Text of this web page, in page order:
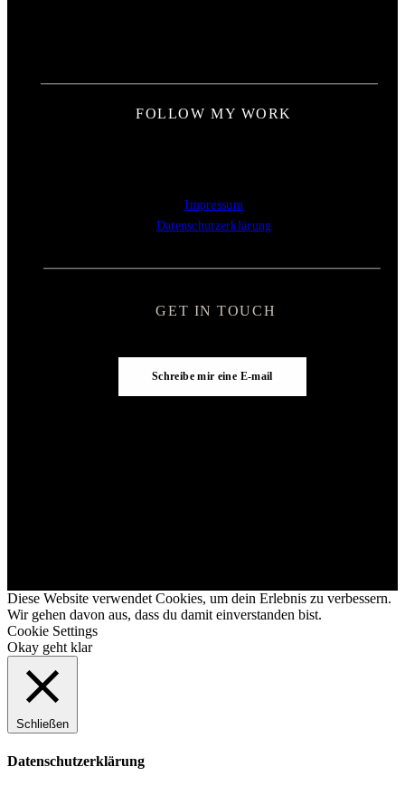
FOLLOW MY WORK
GET IN TOUCH
Schreibe mir eine E-mail
Impressum
Datenschutzerklärung
Diese Website verwendet Cookies, um dein Erlebnis zu verbessern.
Wir gehen davon aus, dass du damit einverstanden bist.
Cookie Settings
Okay geht klar
Schließen
Datenschutzerklärung